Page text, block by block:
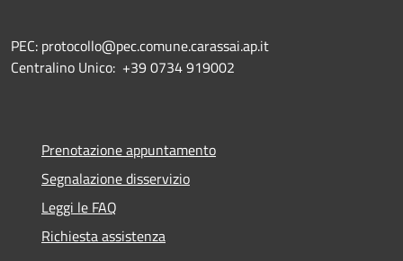
PEC: protocollo@pec.comune.carassai.ap.it
Centralino Unico: +39 0734 919002
Prenotazione appuntamento
Segnalazione disservizio
Leggi le FAQ
Richiesta assistenza